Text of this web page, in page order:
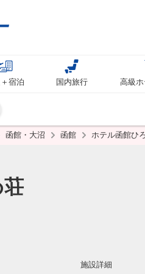
宿泊 国内旅行 高級
函館・大沼 函館 ホテル函館ひ
施設詳細